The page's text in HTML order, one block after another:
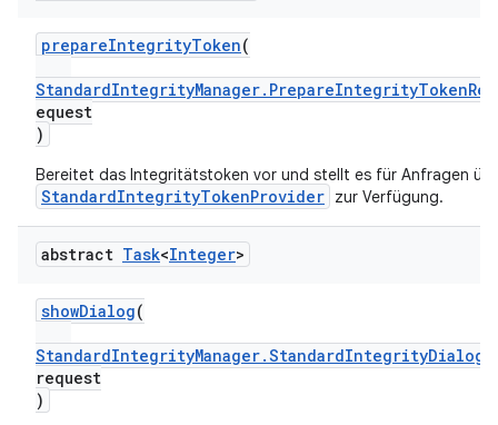
prepareIntegrityToken(
equest
)
Bereitet das Integritätstoken vor und stellt es für Anfragen
StandardIntegrityTokenProvider zur Verfügung.
abstract Task<Integer>
showDialog(
request
)